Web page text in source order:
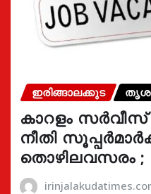
ഇരിങ്ങാലക്കുട
കാറളം
നീതി
തൊഴിലവസരം ;